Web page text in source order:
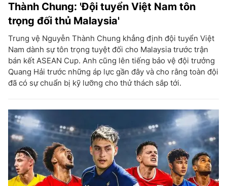
Thành Chung: 'Đội tuyển Việt Nam tôn
trọng đối thủ Malaysia'
Trung vệ Nguyễn Thành Chung khẳng định đội tuyển Việt
Nam dành sự tôn trọng tuyệt đối cho Malaysia trước trận
bán kết ASEAN Cup. Anh cũng lên tiếng bảo vệ đội trưởng
Quang Hải trước những áp lực gần đây và cho rằng toàn đội
đã có sự chuẩn bị kỹ lưỡng cho thử thách sắp tới.